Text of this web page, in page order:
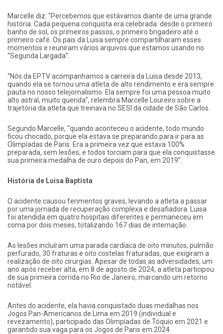
Marcelle diz: “Percebemos que estávamos diante de uma grande
história. Cada pequena conquista era celebrada: desde o primeiro
banho de sol, os primeiros passos, o primeiro brigadeiro até o
primeiro café. Os pais da Luisa sempre compartilharam esses
momentos e reuniram vários arquivos que estamos usando no
“Segunda Largada”.
“Nós da EPTV acompanhamos a carreira da Luisa desde 2013,
quando ela se tornou uma atleta de alto rendimento e era sempre
pauta no nosso telejornalismo. Ela sempre foi uma pessoa muito
alto astral, muito querida”, relembra Marcelle Loureiro sobre a
trajetória da atleta que treinava no SESI da cidade de São Carlos.
Segundo Marcelle, “quando aconteceu o acidente, todo mundo
ficou chocado, porque ela estava se preparando para ir para as
Olimpíadas de Paris. Era a primeira vez que estava 100%
preparada, sem lesões, e todos torciam para que ela conquistasse
sua primeira medalha de ouro depois do Pan, em 2019”.
História de Luisa Baptista
O acidente causou ferimentos graves, levando a atleta a passar
por uma jornada de recuperação complexa e desafiadora. Luisa
foi atendida em quatro hospitais diferentes e permaneceu em
coma por dois meses, totalizando 167 dias de internação.
As lesões incluíram uma parada cardíaca de oito minutos, pulmão
perfurado, 30 fraturas e oito costelas fraturadas, que exigiram a
realização de oito cirurgias. Apesar de todas as adversidades, um
ano após receber alta, em 8 de agosto de 2024, a atleta participou
de sua primeira corrida no Rio de Janeiro, marcando um retorno
notável.
Antes do acidente, ela havia conquistado duas medalhas nos
Jogos Pan-Americanos de Lima em 2019 (individual e
revezamento), participado das Olimpíadas de Tóquio em 2021 e
garantido sua vaga para os Jogos de Paris em 2024.